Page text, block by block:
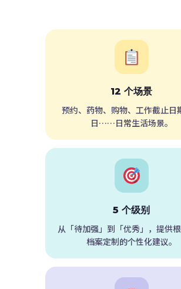
12 个场景
预约、药物、购物、工作截止日
日……日常生活场景。
5 个级别
从「待加强」到「优秀」，提供
档案定制的个性化建议。